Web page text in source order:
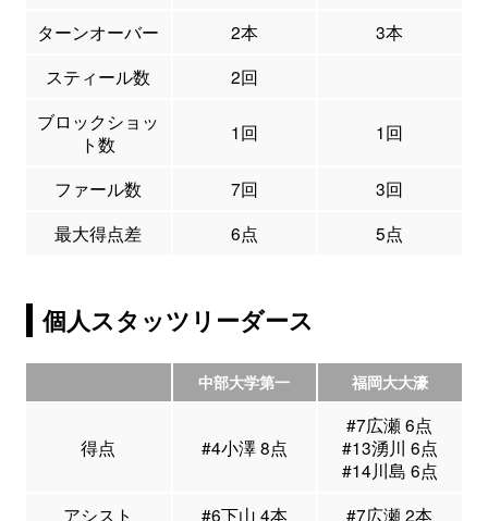
ターンオーバー
2本
3本
スティール数
2回
ブロックショッ
ト数
1回 1回
ファール数 7回
3回
最大得点差
6点 5点
個人スタッツリーダース
中部大学第一 福岡大大濠
得点 #4小澤 8点
#7広瀬 6点
#13湧川 6点
#14川島 6点
アシスト
#6下山 4本 #7広瀬 2本